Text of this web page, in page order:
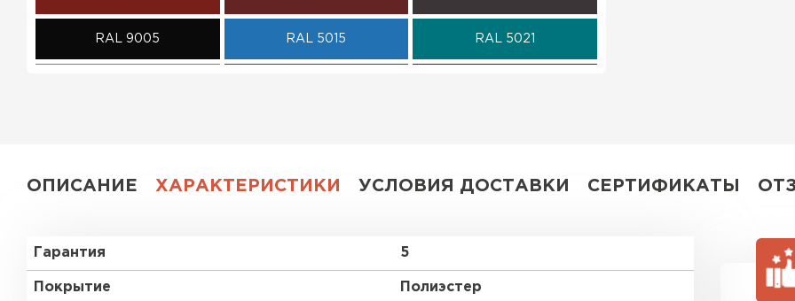
RAL 9005 RAL 5015 RAL 5021
ОПИСАНИЕ ХАРАКТЕРИСТИКИ УСЛОВИЯ ДОСТАВКИ СЕРТИФИКАТЫ
Гарантия 5
Покрытие Полиэстер